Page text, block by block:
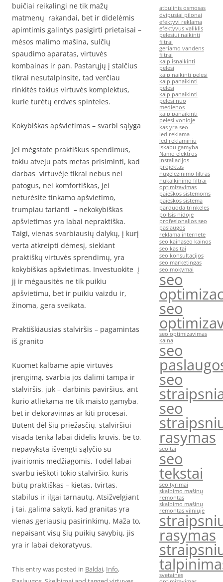
buičiai reikalingi ne tik mažų
matmenų rakandai, bet ir didelėmis
apimtimis galintys pasigirti prietaisai –
mėsos malimo mašina, sulčių
spaudimo aparatas, virtuvės
kombainas ir pan. Pastarųjų į stalčius
tikrai nesutalpinsite, tad verčiau
rinkitės tokius virtuvės komplektus,
kurie turėtų erdves spinteles.
Kokybiškas apšvietimas – svarbi sąlyga
Jei mėgstate praktiškus spendimus,
tokiu atveju pats metas prisiminti, kad
darbas virtuvėje tikrai nebus nei
patogus, nei komfortiškas, jei
neturėsite tinkamo apšvietimo,
trumpiau tarianti – nekokybiškas
apšvietimas yra labai nepraktiška.
Taigi, vienas svarbiausių dalykų, į kurį
verta atkreipti dėmesį, siekiant
praktiškų virtuvės sprendimų, yra
kokybiškas apšvietimas. Investuokite į
jį ir mėgausitės ne tik puikiu
apšvietimu, bet ir puikiu vaizdu ir,
žinoma, gera sveikata.
Praktiškiausias stalviršis – pagamintas
iš granito
Kuomet kalbame apie virtuvės
įrengimą, svarbia jos dalimi tampa ir
stalviršis, juk – darbinis paviršius, ant
kurio atliekama ne tik maisto gamyba,
bet ir dekoravimas ar kiti procesai.
Būtent dėl šių priežasčių, stalviršiui
visada tenka labai didelis krūvis, be to,
nepavyksta išvengti sąlyčio su
įvairiomis medžiagomis. Todėl labai
svarbu ieškoti tokio stalviršio, kuris
būtų praktiškas – kietas, tvirtas,
stabilus ir ilgai tarnautų. Atsižvelgiant
į tai, galima sakyti, kad granitas yra
vienas geriausių pasirinkimų. Maža to,
nepaisant visų šių puikių savybių, jis
yra ir labai dekoratyvus.
This entry was posted in Baldai, Info,
atbulinis osmosas
dvipusiai pilonai
efektyvi reklama
efektyvus valiklis
pelesiui naikinti
filtrai
geriamo vandens
filtrai
kaip isnaikinti
pelesi
kaip naikinti pelesi
kaip panaikinti
pelesi
kaip panaikinti
pelesi nuo
medienos
kaip panaikinti
pelesi vonioje
kas yra seo
led reklama
led reklaminiu
iskabu gamyba
Namo elektros
instaliacijos
projektas
nugelezinimo filtras
nukalkinimo filtrai
optimizavimas
paieškos sistemoms
paieskos sistema
parduoda trinkeles
poilsis nidoje
profesionalios seo
paslaugos
reklama internete
seo kainaseo kainos
seo kas tai
seo konsultacijos
seo marketingas
seo mokymai
seo
seo
seo optimizavimas
kaina
seo
seo
seo
rasymas
seo tai
seo
tekstai
seo tyrimai
skalbimo mašinų
remontas
skalbimo mašinų
remontas vilniuje
rasymas
svetaines